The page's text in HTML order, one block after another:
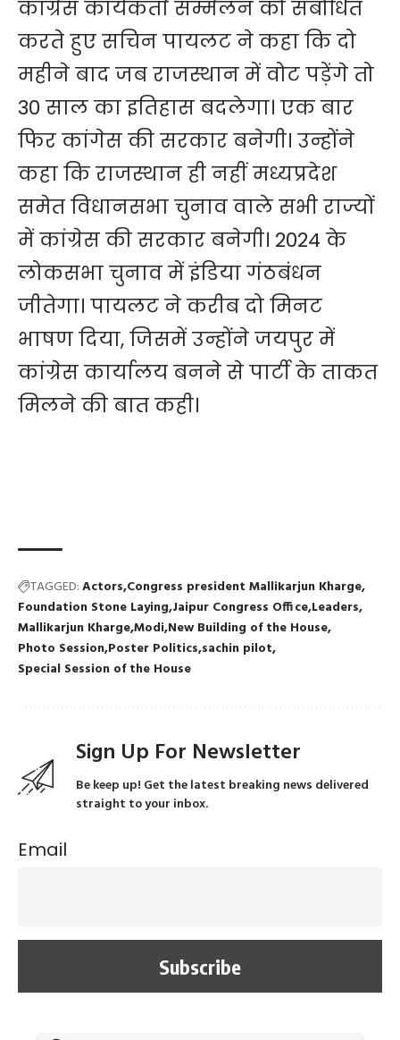
कांग्रेस कार्यकर्ता सम्मेलन को संबोधित
करते हुए सचिन पायलट ने कहा कि दो
महीने बाद जब राजस्थान में वोट पड़ेंगे तो
30 साल का इतिहास बदलेगा। एक बार
फिर कांगेस की सरकार बनेगी। उन्होंने
कहा कि राजस्थान ही नहीं मध्यप्रदेश
समेत विधानसभा चुनाव वाले सभी राज्यों
में कांग्रेस की सरकार बनेगी। 2024 के
लोकसभा चुनाव में इंडिया गंठबंधन
जीतेगा। पायलट ने करीब दो मिनट
भाषण दिया, जिसमें उन्होंने जयपुर में
कांग्रेस कार्यालय बनने से पार्टी के ताकत
मिलने की बात कही।
TAGGED:Actors Congress president Mallikarjun Kharge
Foundation Stone Laying Jaipur Congress Office Leaders
Mallikarjun KhargeModi New Building of the House
Photo Session Poster Politics sachin pilot
Special Session of the House
Sign Up For Newsletter
Be keep up! Get the latest breaking news delivered
straight to your inbox.
Email